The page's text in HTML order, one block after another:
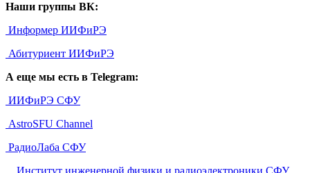
Наши группы ВК:
Информер ИИФиРЭ
Абитуриент ИИФиРЭ
А еще мы есть в Telegram:
ИИФиРЭ СФУ
AstroSFU Channel
РадиоЛаба СФУ